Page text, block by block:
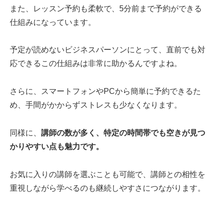
また、レッスン予約も柔軟で、5分前まで予約ができる
仕組みになっています。
予定が読めないビジネスパーソンにとって、直前でも対
応できるこの仕組みは非常に助かるんですよね。
さらに、スマートフォンやPCから簡単に予約できるた
め、手間がかからずストレスも少なくなります。
同様に、 講師の数が多く、特定の時間帯でも空きが見つ
かりやすい点も魅力です。
お気に入りの講師を選ぶことも可能で、講師との相性を
重視しながら学べるのも継続しやすさにつながります。